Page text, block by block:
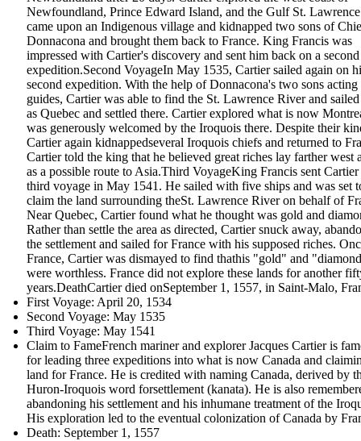
Newfoundland, Prince Edward Island, and the Gulf St.
came upon an Indigenous village and kidnapped two sons of
Donnacona and brought them back to France. King Francis was
impressed with Cartier's discovery and sent him back on a second
expedition.Second VoyageIn May 1535, Cartier sailed again on
second expedition. With the help of Donnacona's two sons acting
guides, Cartier was able to find the St. Lawrence River and sailed
as Quebec and settled there. Cartier explored what is now
was generously welcomed by the Iroquois there. Despite their
Cartier again kidnappedseveral Iroquois chiefs and returned to
Cartier told the king that he believed great riches lay farther west
as a possible route to Asia.Third VoyageKing Francis sent
third voyage in May 1541. He sailed with five ships and was set
claim the land surrounding theSt. Lawrence River on behalf of
Near Quebec, Cartier found what he thought was gold and
Rather than settle the area as directed, Cartier snuck away,
the settlement and sailed for France with his supposed riches.
France, Cartier was dismayed to find thathis "gold" and
were worthless. France did not explore these lands for another
years.DeathCartier died onSeptember 1, 1557, in Saint-Malo,
First Voyage: April 20, 1534
Second Voyage: May 1535
Third Voyage: May 1541
Claim to FameFrench mariner and explorer Jacques Cartier is
for leading three expeditions into what is now Canada and
land for France. He is credited with naming Canada, derived by
Huron-Iroquois word forsettlement (kanata). He is also
abandoning his settlement and his inhumane treatment of the
His exploration led to the eventual colonization of Canada by
Death: September 1, 1557